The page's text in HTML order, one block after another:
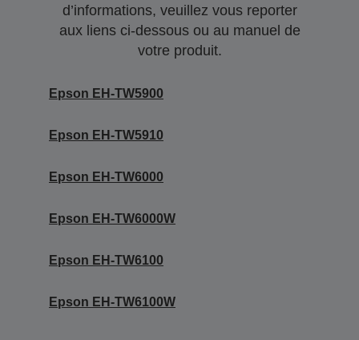
d’informations, veuillez vous reporter
aux liens ci-dessous ou au manuel de
votre produit.
Epson EH-TW5900
Epson EH-TW5910
Epson EH-TW6000
Epson EH-TW6000W
Epson EH-TW6100
Epson EH-TW6100W